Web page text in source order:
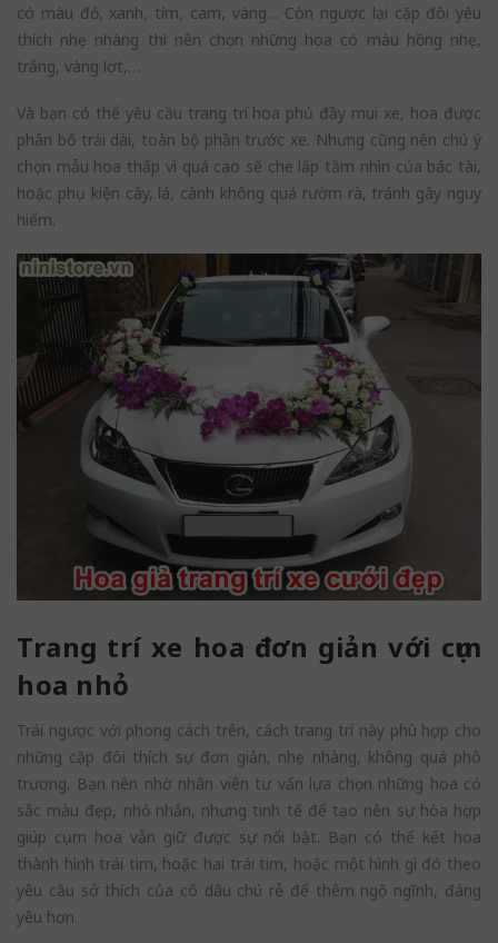
có màu đỏ, xanh, tím, cam, vàng… Còn ngược lại cặp đôi yêu
thích nhẹ nhàng thì nên chọn những hoa có màu hồng nhẹ,
trắng, vàng lợt,…
Và bạn có thể yêu cầu trang trí hoa phủ đầy mui xe, hoa được
phân bố trải dài, toàn bộ phần trước xe. Nhưng cũng nên chú ý
chọn mẫu hoa thấp vì quá cao sẽ che lấp tầm nhìn của bác tài,
hoặc phụ kiện cây, lá, cành không quá rườm rà, tránh gây nguy
hiểm.
Trang trí xe hoa đơn giản với cụm
hoa nhỏ
Trái ngược với phong cách trên, cách trang trí này phù hợp cho
những cặp đôi thích sự đơn giản, nhẹ nhàng, không quá phô
trương. Bạn nên nhờ nhân viên tư vấn lựa chọn những hoa có
sắc màu đẹp, nhỏ nhắn, nhưng tinh tế để tạo nên sự hòa hợp
giúp cụm hoa vẫn giữ được sự nổi bật. Bạn có thể kết hoa
thành hình trái tim, hoặc hai trái tim, hoặc một hình gì đó theo
yêu cầu sở thích của cô dâu chú rễ để thêm ngộ ngĩnh, đáng
yêu hơn.